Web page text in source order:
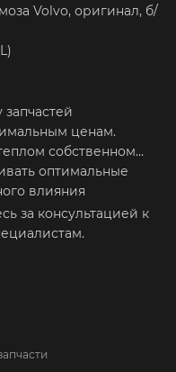
Volvo, оригинал, б/
ценам.
собственном
оптимальные
влияния
за консультацией к